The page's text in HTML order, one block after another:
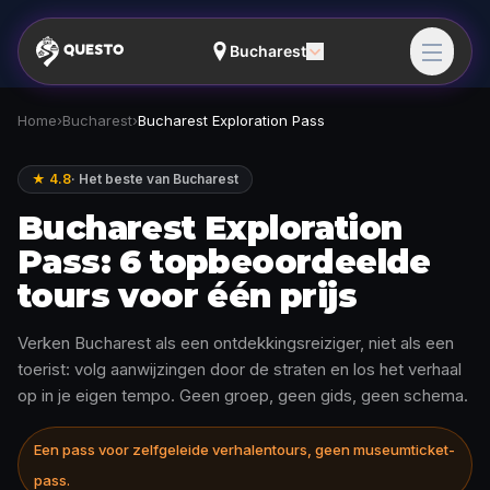
Bucharest
Home›Bucharest›Bucharest Exploration Pass
★ 4.8· Het beste van Bucharest
Bucharest Exploration
Pass: 6 topbeoordeelde
tours voor één prijs
Verken Bucharest als een ontdekkingsreiziger, niet als een
toerist: volg aanwijzingen door de straten en los het verhaal
op in je eigen tempo. Geen groep, geen gids, geen schema.
Een pass voor zelfgeleide verhalentours, geen museumticket-
pass.